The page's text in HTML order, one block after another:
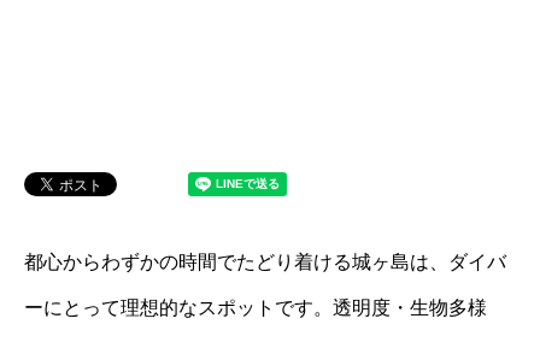
都心からわずかの時間でたどり着ける城ヶ島は、ダイバ
ーにとって理想的なスポットです。透明度・生物多様